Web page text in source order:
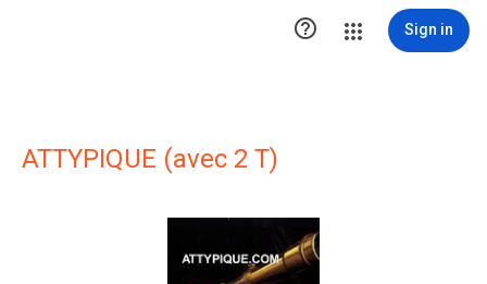
 Sign in
ATTYPIQUE (avec 2 T)